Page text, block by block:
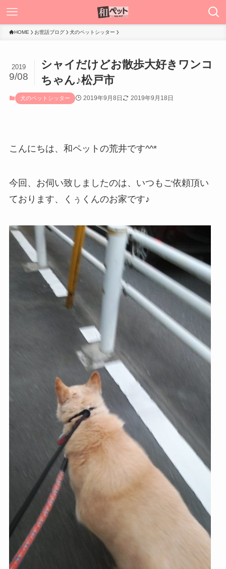
HOME お世話ブログ 犬のペットシッター
シャイだけどお散歩大好きワンコ
ちゃん♪松戸市
2019
9/08
犬のペットシッター 2019年9月8日 2019年9月18日
こんにちは、和ペットの荒井です^^*
今回、お伺い致しましたのは、いつもご依頼頂い
ております、くぅくんのお家です♪